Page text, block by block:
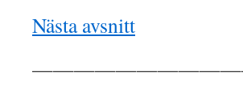
Nästa avsnitt